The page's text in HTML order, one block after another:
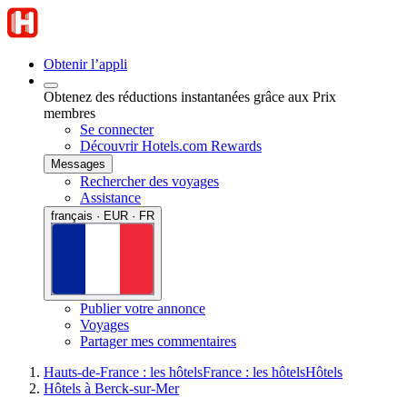
Obtenir l’appli
Obtenez des réductions instantanées grâce aux Prix
membres
Se connecter
Découvrir Hotels.com Rewards
Messages
Rechercher des voyages
Assistance
français · EUR · FR
Publier votre annonce
Voyages
Partager mes commentaires
Hauts-de-France : les hôtelsFrance : les hôtelsHôtels
Hôtels à Berck-sur-Mer